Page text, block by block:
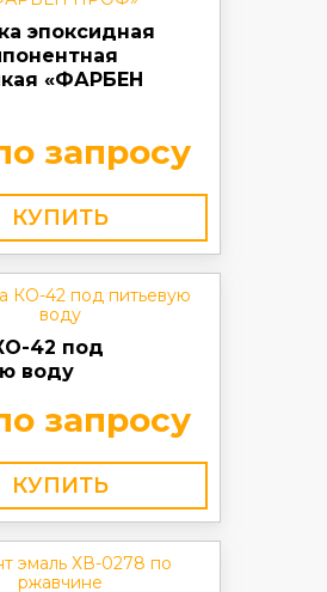
эпоксидная
«ФАРБЕН
запросу
КУПИТЬ
42 под
воду
запросу
КУПИТЬ